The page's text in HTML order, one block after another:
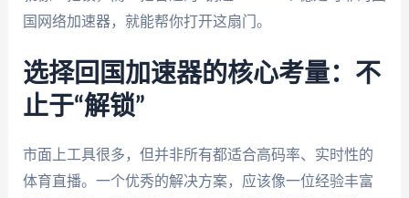
国网络加速器，就能帮你打开这扇门。
选择回国加速器的核心考量：不
止于“解锁”
市面上工具很多，但并非所有都适合高码率、实时性的
体育直播。一个优秀的解决方案，应该像一位经验丰富